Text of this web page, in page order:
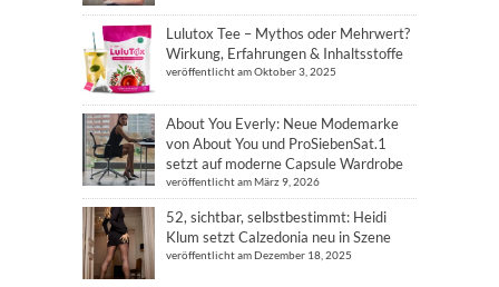
Lulutox Tee – Mythos oder Mehrwert?
Wirkung, Erfahrungen & Inhaltsstoffe
veröffentlicht am Oktober 3, 2025
About You Everly: Neue Modemarke
von About You und ProSiebenSat.1
setzt auf moderne Capsule Wardrobe
veröffentlicht am März 9, 2026
52, sichtbar, selbstbestimmt: Heidi
Klum setzt Calzedonia neu in Szene
veröffentlicht am Dezember 18, 2025